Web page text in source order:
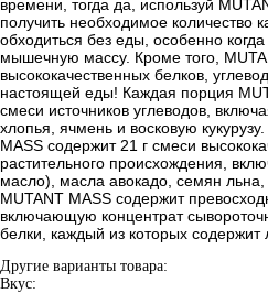
времени, тогда да, используй
получить необходимое количество
обходиться без еды, особенно
мышечную массу. Кроме того,
высококачественных белков,
настоящей еды! Каждая порция
смеси источников углеводов,
хлопья, ячмень и восковую
MASS содержит 21 г смеси
растительного происхождения,
масло), масла авокадо, семян
MUTANT MASS содержит
включающую концентрат
белки, каждый из которых содержит
Другие варианты товара:
Вкус: